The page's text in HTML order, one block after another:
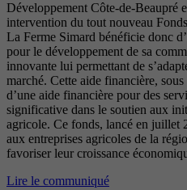
Développement Côte-de-Beaupré
intervention du tout nouveau
La Ferme Simard bénéficie donc
pour le développement de sa
innovante lui permettant de
marché. Cette aide financière,
d’une aide financière pour des
significative dans le soutien aux
agricole. Ce fonds, lancé en
aux entreprises agricoles de la
favoriser leur croissance
Lire le communiqué